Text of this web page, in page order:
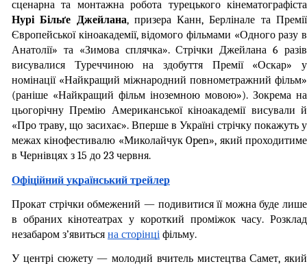
Нурі Більґе Джейлана, призера Канн, Берлінале та Премії
Європейської кіноакадемії, відомого фільмами «Одного разу в
Анатолії» та «Зимова сплячка». Стрічки Джейлана 6 разів
висувалися Туреччиною на здобуття Премії «Оскар» у
номінації «Найкращий міжнародний повнометражний фільм»
(раніше «Найкращий фільм іноземною мовою»). Зокрема на
цьогорічну Премію Американської кіноакадемії висували й
«Про траву, що засихає». Вперше в Україні стрічку покажуть у
межах кінофестивалю «Миколайчук Open», який проходитиме
в Чернівцях з 15 до 23 червня.
Офіційний український трейлер
Прокат стрічки обмежений — подивитися її можна буде лише
в обраних кінотеатрах у короткий проміжок часу. Розклад
незабаром з’явиться на сторінці фільму.
У центрі сюжету — молодий вчитель мистецтва Самет, який